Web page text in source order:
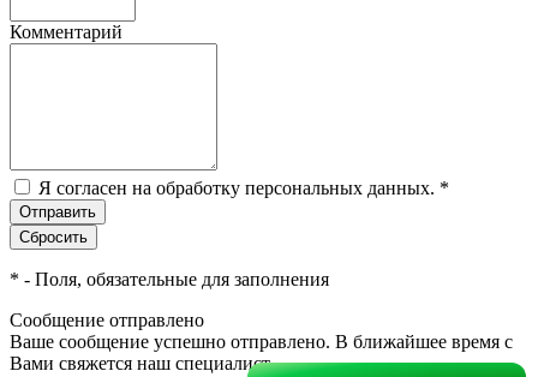
Комментарий
Я согласен на обработку персональных данных. *
* - Поля, обязательные для заполнения
Сообщение отправлено
Ваше сообщение успешно отправлено. В ближайшее время с
Вами свяжется наш специалист